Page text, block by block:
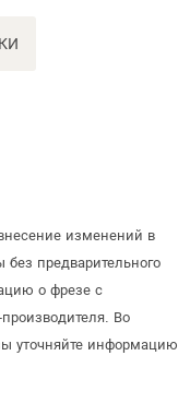
изменений в
предварительного
о фрезе с
Во
уточняйте информацию